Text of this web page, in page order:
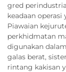
gred
keadaan
Piawaian
perkhidmatan
digunakan
galas berat,
rintang kakisan